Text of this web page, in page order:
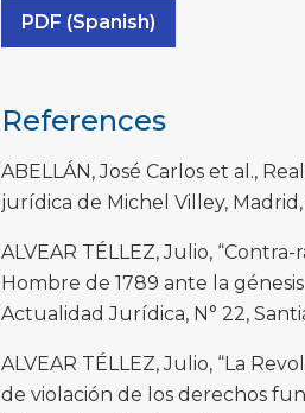
PDF (Spanish)
References
ABELLÁN, José Carlos et al.,
jurídica de Michel Villey,
ALVEAR TÉLLEZ, Julio,
Hombre de 1789 ante la
Actualidad Jurídica, N° 22,
ALVEAR TÉLLEZ, Julio, “La
de violación de los derechos